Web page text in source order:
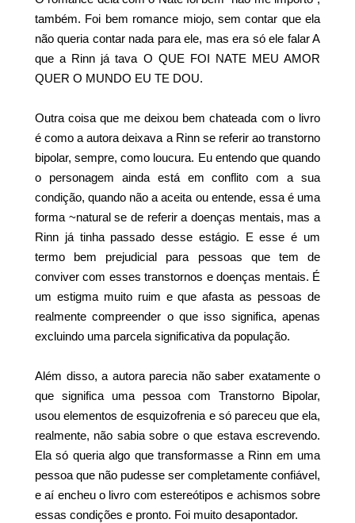
também. Foi bem romance miojo, sem contar que ela
não queria contar nada para ele, mas era só ele falar A
que a Rinn já tava O QUE FOI NATE MEU AMOR
QUER O MUNDO EU TE DOU.
Outra coisa que me deixou bem chateada com o livro
é como a autora deixava a Rinn se referir ao transtorno
bipolar, sempre, como loucura. Eu entendo que quando
o personagem ainda está em conflito com a sua
condição, quando não a aceita ou entende, essa é uma
forma ~natural se de referir a doenças mentais, mas a
Rinn já tinha passado desse estágio. E esse é um
termo bem prejudicial para pessoas que tem de
conviver com esses transtornos e doenças mentais. É
um estigma muito ruim e que afasta as pessoas de
realmente compreender o que isso significa, apenas
excluindo uma parcela significativa da população.
Além disso, a autora parecia não saber exatamente o
que significa uma pessoa com Transtorno Bipolar,
usou elementos de esquizofrenia e só pareceu que ela,
realmente, não sabia sobre o que estava escrevendo.
Ela só queria algo que transformasse a Rinn em uma
pessoa que não pudesse ser completamente confiável,
e aí encheu o livro com estereótipos e achismos sobre
essas condições e pronto. Foi muito desapontador.